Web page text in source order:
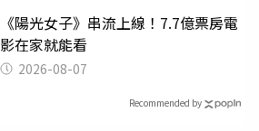
《陽光女子》串流上線！7.7億票房電
影在家就能看
2026-08-07
Recommended by